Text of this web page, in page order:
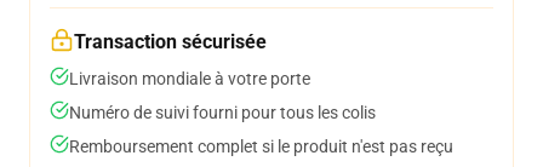
Transaction sécurisée
Livraison mondiale à votre porte
Numéro de suivi fourni pour tous les colis
Remboursement complet si le produit n'est pas reçu